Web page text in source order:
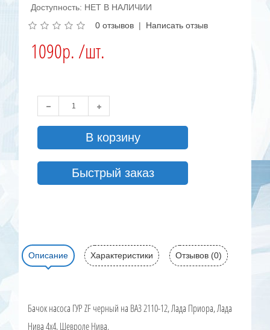
Доступность: НЕТ В НАЛИЧИИ
0 отзывов | Написать отзыв
1090р. /шт.
В корзину
Быстрый заказ
Описание Характеристики Отзывов (0)
Бачок насоса ГУР ZF черный на ВАЗ 2110-12, Лада Приора, Лада
Нива 4х4, Шевроле Нива.